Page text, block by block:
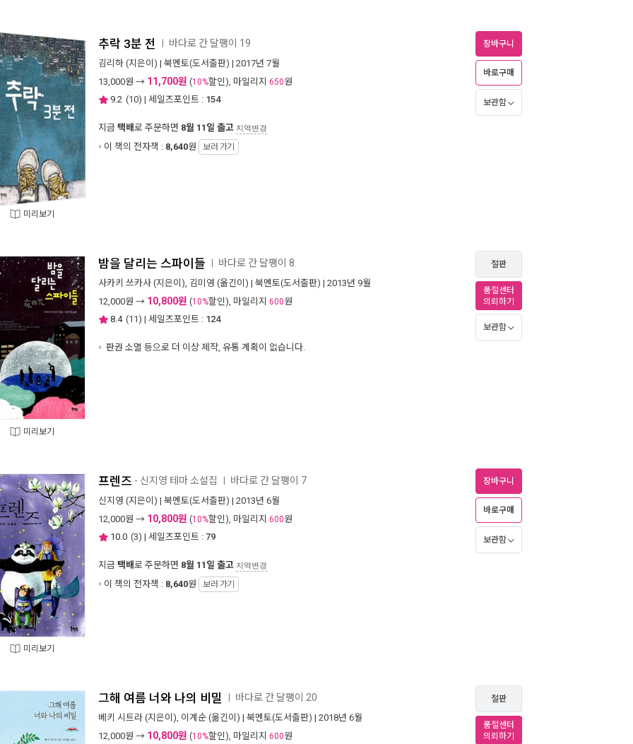
미리보기
추락 3분 전 바다로 간 달팽이 19
김리하 (지은이) | 북멘토(도서출판) | 2017년 7월
13,000원 → 11,700원 (10%할인), 마일리지 650원
9.2 (10) | 세일즈포인트 : 154
지금 택배로 주문하면 8월 11일 출고 지역변경
이 책의 전자책 : 8,640원 보러 가기
장바구니
바로구매
보관함
미리보기
밤을 달리는 스파이들 바다로 간 달팽이 8
사카키 쓰카사 (지은이), 김미영 (옮긴이) | 북멘토(도서출판) | 2013년 9월
12,000원 → 10,800원 (10%할인), 마일리지 600원
8.4 (11) | 세일즈포인트 : 124
판권 소멸 등으로 더 이상 제작, 유통 계획이 없습니다.
절판
품절센터
의뢰하기
보관함
미리보기
프렌즈 - 신지영 테마 소설집 바다로 간 달팽이 7
신지영 (지은이) | 북멘토(도서출판) | 2013년 6월
12,000원 → 10,800원 (10%할인), 마일리지 600원
10.0 (3) | 세일즈포인트 : 79
지금 택배로 주문하면 8월 11일 출고 지역변경
이 책의 전자책 : 8,640원 보러 가기
장바구니
바로구매
보관함
그해 여름 너와 나의 비밀 바다로 간 달팽이 20
베키 시트라 (지은이), 이계순 (옮긴이) | 북멘토(도서출판) | 2018년 6월
12,000원 → 10,800원 (10%할인), 마일리지 600원
절판
품절센터
의뢰하기